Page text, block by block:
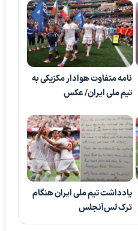
نامه متفاوت هوادار مکزیکی به
تیم ملی ایران/ عکس
یادداشت تیم ملی ایران هنگام
ترک لس‌آنجلس